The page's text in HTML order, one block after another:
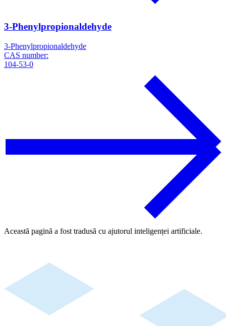
3-Phenylpropionaldehyde
3-Phenylpropionaldehyde
CAS number:
104-53-0
Această pagină a fost tradusă cu ajutorul inteligenței artificiale.